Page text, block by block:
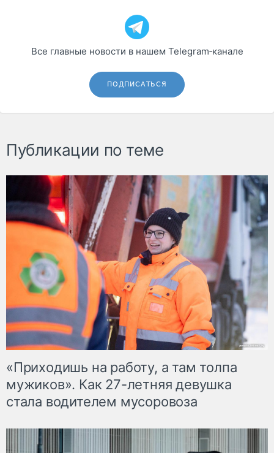
Все главные новости в нашем Telegram‑канале
ПОДПИСАТЬСЯ
Публикации по теме
«Приходишь на работу, а там толпа
мужиков». Как 27-летняя девушка
стала водителем мусоровоза